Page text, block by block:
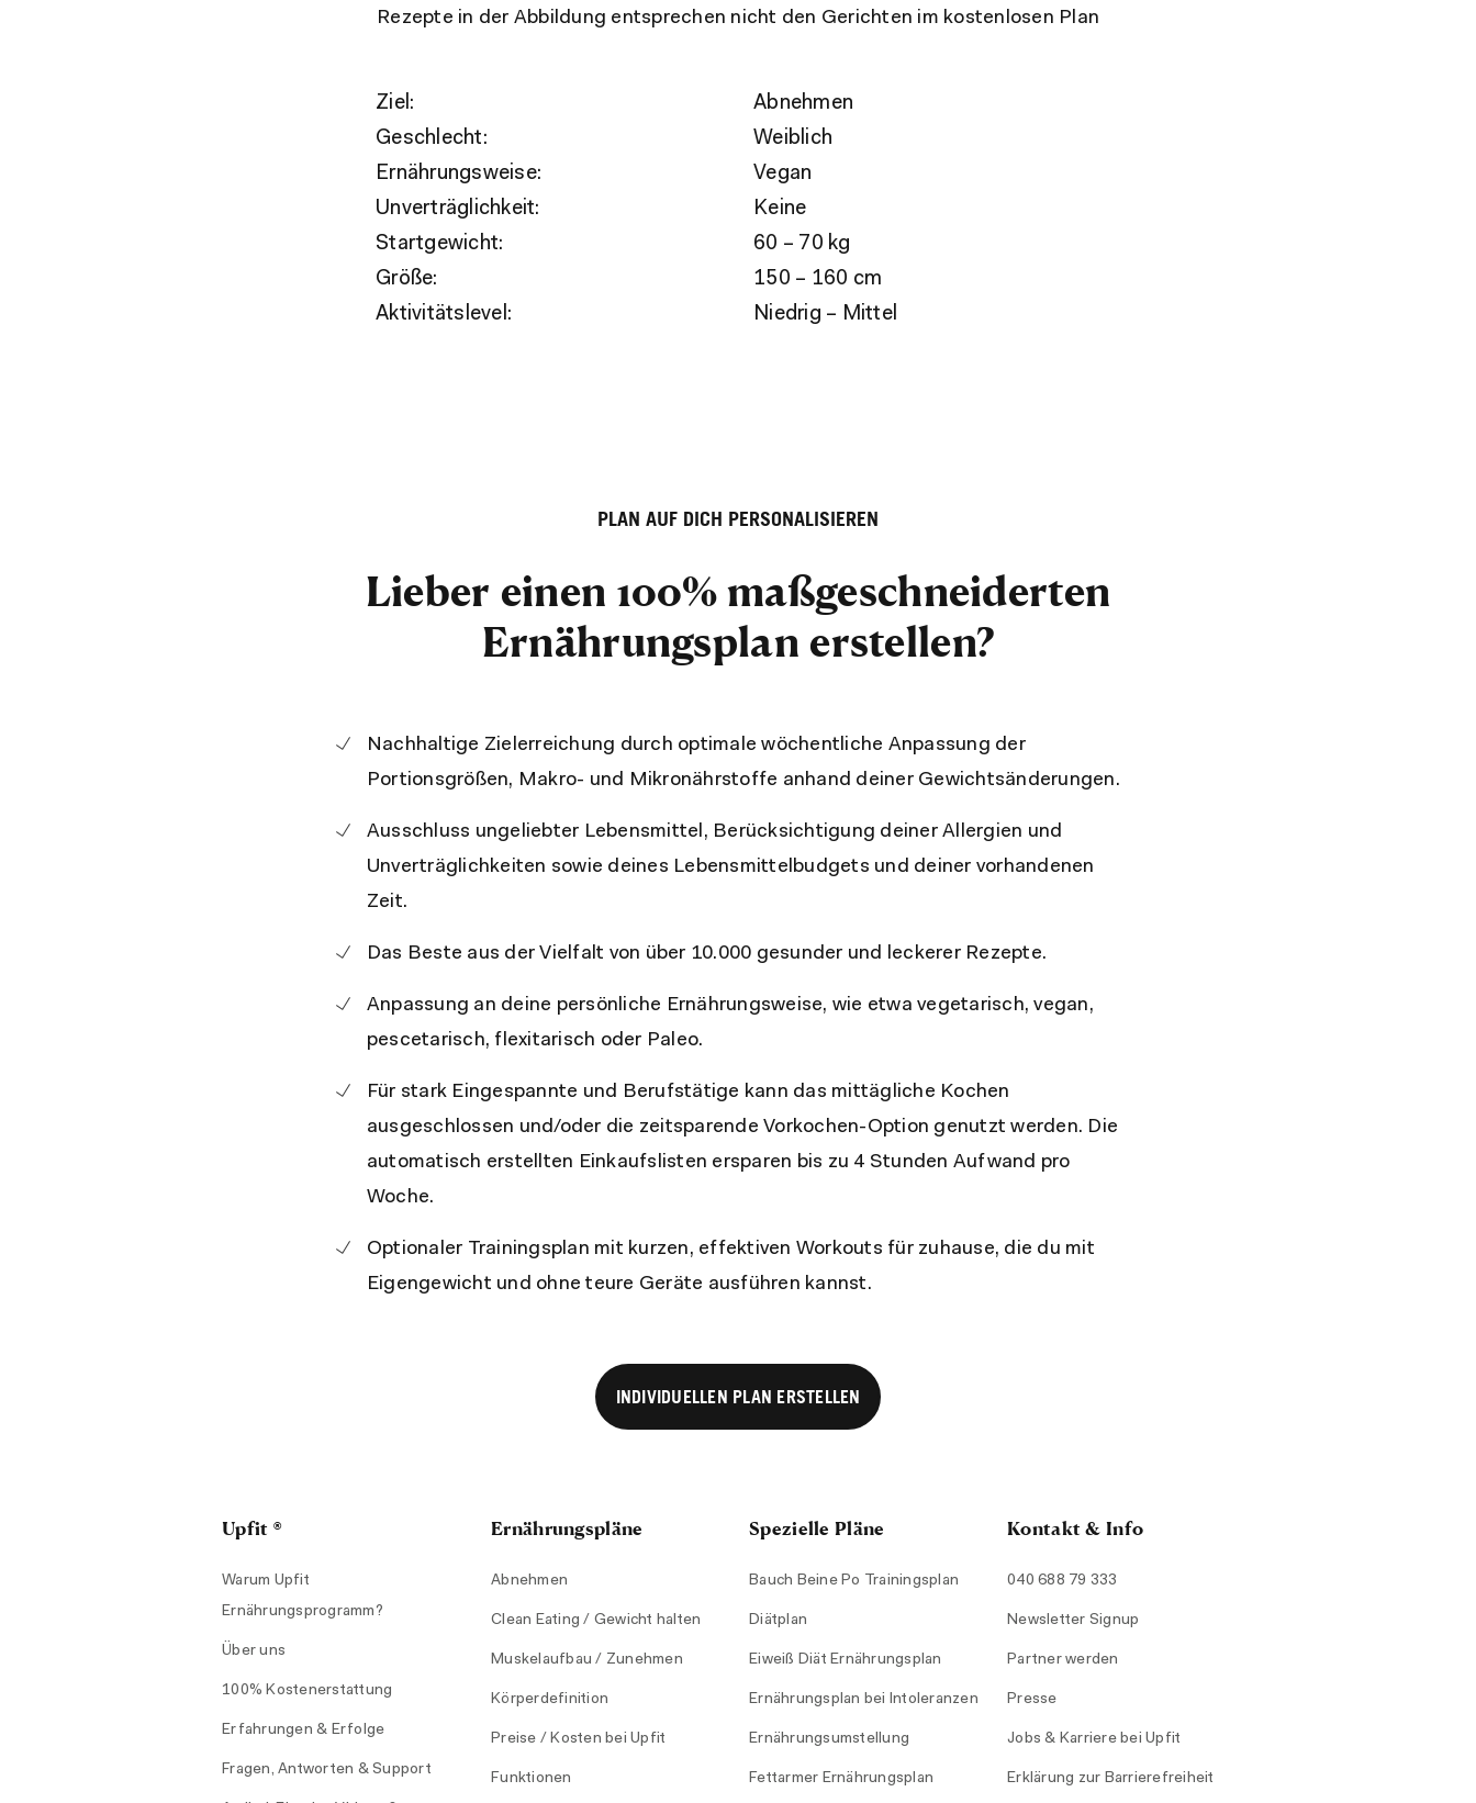
Rezepte in der Abbildung entsprechen nicht den Gerichten im kostenlosen Plan
Ziel:
Abnehmen
Geschlecht:
Weiblich
Ernährungsweise:
Vegan
Unverträglichkeit:
Keine
Startgewicht:
60 – 70 kg
Größe:
150 – 160 cm
Aktivitätslevel:
Niedrig – Mittel
PLAN AUF DICH PERSONALISIEREN
Lieber einen 100% maßgeschneiderten
Ernährungsplan erstellen?
Nachhaltige Zielerreichung durch optimale wöchentliche Anpassung der
Portionsgrößen, Makro- und Mikronährstoffe anhand deiner Gewichtsänderungen.
Ausschluss ungeliebter Lebensmittel, Berücksichtigung deiner Allergien und
Unverträglichkeiten sowie deines Lebensmittelbudgets und deiner vorhandenen
Zeit.
Das Beste aus der Vielfalt von über 10.000 gesunder und leckerer Rezepte.
Anpassung an deine persönliche Ernährungsweise, wie etwa vegetarisch, vegan,
pescetarisch, flexitarisch oder Paleo.
Für stark Eingespannte und Berufstätige kann das mittägliche Kochen
ausgeschlossen und/oder die zeitsparende Vorkochen-Option genutzt werden. Die
automatisch erstellten Einkaufslisten ersparen bis zu 4 Stunden Aufwand pro
Woche.
Optionaler Trainingsplan mit kurzen, effektiven Workouts für zuhause, die du mit
Eigengewicht und ohne teure Geräte ausführen kannst.
INDIVIDUELLEN PLAN ERSTELLEN
Upfit ®
Warum Upfit
Ernährungsprogramm?
Über uns
100% Kostenerstattung
Erfahrungen & Erfolge
Fragen, Antworten & Support
Ernährungspläne
Abnehmen
Clean Eating / Gewicht halten
Muskelaufbau / Zunehmen
Körperdefinition
Preise / Kosten bei Upfit
Funktionen
Spezielle Pläne
Bauch Beine Po Trainingsplan
Diätplan
Eiweiß Diät Ernährungsplan
Ernährungsplan bei Intoleranzen
Ernährungsumstellung
Fettarmer Ernährungsplan
Kontakt & Info
040 688 79 333
Newsletter Signup
Partner werden
Presse
Jobs & Karriere bei Upfit
Erklärung zur Barrierefreiheit